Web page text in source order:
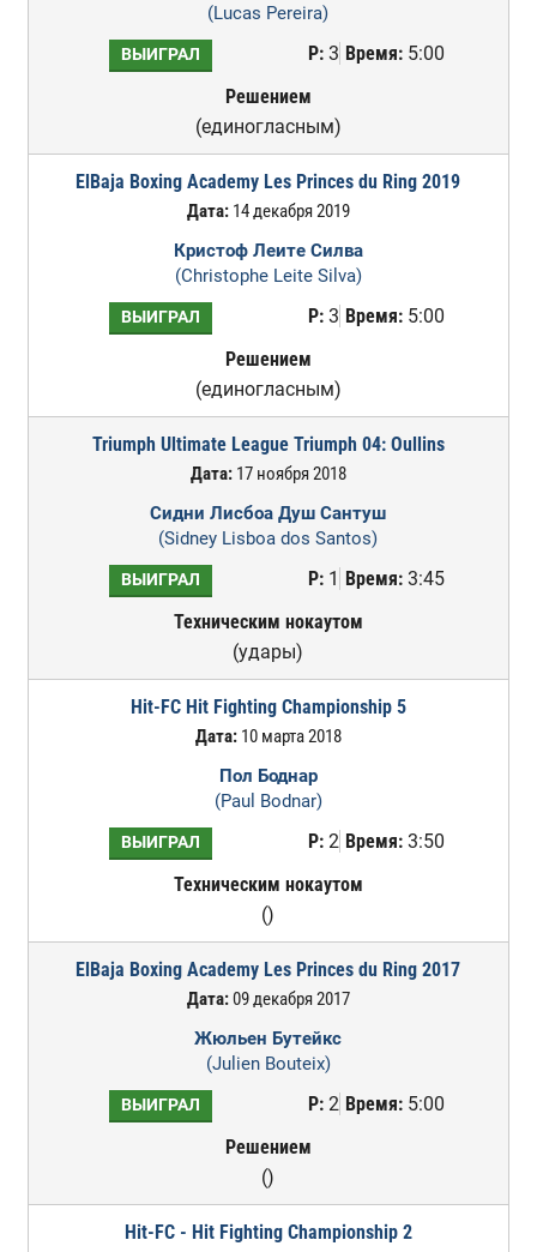
(Lucas Pereira)
ВЫИГРАЛ Р:3 Время:5:00
Решением
(единогласным)
ElBaja Boxing Academy Les Princes du Ring 2019
Дата:14 декабря 2019
Кристоф Леите Силва
(Christophe Leite Silva)
ВЫИГРАЛ Р:3 Время:5:00
Решением
(единогласным)
Triumph Ultimate League Triumph 04: Oullins
Дата:17 ноября 2018
Сидни Лисбоа Душ Сантуш
(Sidney Lisboa dos Santos)
ВЫИГРАЛ Р:1 Время:3:45
Техническим нокаутом
(удары)
Hit-FC Hit Fighting Championship 5
Дата:10 марта 2018
Пол Боднар
(Paul Bodnar)
ВЫИГРАЛ Р:2 Время:3:50
Техническим нокаутом
()
ElBaja Boxing Academy Les Princes du Ring 2017
Дата:09 декабря 2017
Жюльен Бутейкс
(Julien Bouteix)
ВЫИГРАЛ Р:2 Время:5:00
Решением
()
Hit-FC - Hit Fighting Championship 2